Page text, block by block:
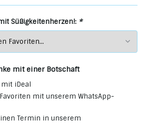
Süßigkeitenherzen!: *
mit einer Botschaft
iDeal
mit unserem WhatsApp-
Termin in unserem